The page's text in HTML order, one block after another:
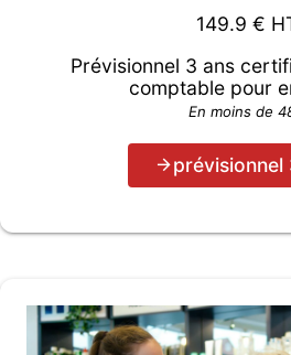
149.9 €
Prévisionnel 3 ans
comptable pour
En moins de
prévisionnel